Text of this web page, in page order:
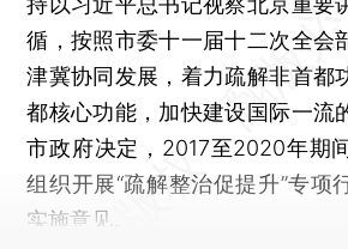
循，按照市委十一届十二次全会
津冀协同发展，着力疏解非首都
都核心功能，加快建设国际一流
市政府决定，2017至2020年期
组织开展“疏解整治促提升”专项
实施意见。